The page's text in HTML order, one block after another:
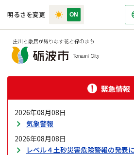
明るさを変更
緊急情報
2026年08月08日
気象警報
2026年08月08日
レベル４土砂災害危険警報の発表